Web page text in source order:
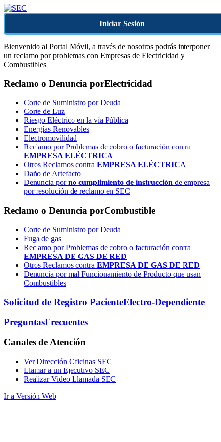
Iniciar Sesión
Bienvenido al Portal Móvil, a través de nosotros podrás interponer
un reclamo por problemas con Empresas de Electricidad y
Combustibles
Reclamo o Denuncia porElectricidad
Corte de Suministro por Deuda
Corte de Luz
Riesgo Eléctrico en la vía Pública
Energías Renovables
Electromovilidad
Reclamo por Problemas de cobro o facturación contra
EMPRESA ELÉCTRICA
Otros Reclamos contra EMPRESA ELÉCTRICA
Daño de Artefacto
Denuncia porno cumplimiento de instrucción de empresa
por resolución de reclamo en SEC
Reclamo o Denuncia porCombustible
Corte de Suministro por Deuda
Fuga de gas
Reclamo por Problemas de cobro o facturación contra
EMPRESA DE GAS DE RED
Otros Reclamos contra EMPRESA DE GAS DE RED
Denuncia por mal Funcionamiento de Producto que usan
Combustibles
Solicitud de Registro PacienteElectro-Dependiente
PreguntasFrecuentes
Canales de Atención
Ver Dirección Oficinas SEC
Llamar a un Ejecutivo SEC
Realizar Video Llamada SEC
Ir a Versión Web